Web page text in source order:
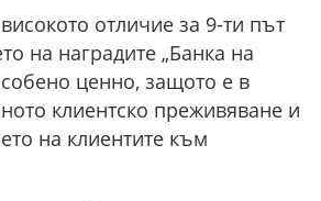
отличие за 9-ти път
на наградите „Банка на
ценно, защото е в
клиентско преживяване и
на клиентите към